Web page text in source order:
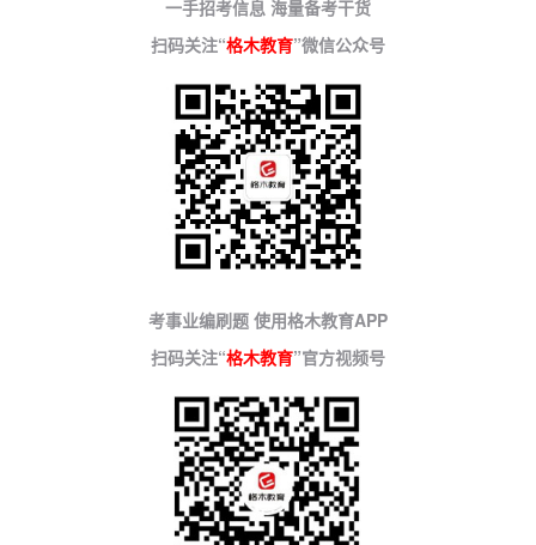
一手招考信息 海量备考干货
扫码关注“格木教育”微信公众号
考事业编刷题 使用格木教育APP
扫码关注“格木教育”官方视频号